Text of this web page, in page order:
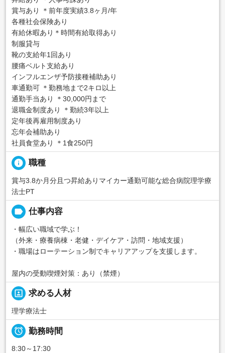
賞与あり ＊前年度実績3.8ヶ月/年
各種社会保険あり
有給休暇あり＊時間有給取得あり
制服貸与
靴の支給年1回あり
腰痛ベルト支給あり
インフルエンザ予防接種補助あり
車通勤可 ＊勤務地まで2キロ以上
通勤手当あり ＊30,000円まで
退職金制度あり ＊勤続3年以上
定年後再雇用制度あり
忘年会補助あり
社員食堂あり ＊1食250円
info 職種
賞与3.8か月分且つ昇給ありマイカー通勤可能な総合病院理学療
法士PT
label 仕事内容
・幅広い職域で学ぶ！
（外来・療養病棟・老健・デイケア・訪問・地域支援）
・職場はローテーション制でキャリアアップを支援します。
屋内の受動喫煙対策：あり（禁煙）
portrait 求める人材
理学療法士
 勤務時間
8:30～17:30